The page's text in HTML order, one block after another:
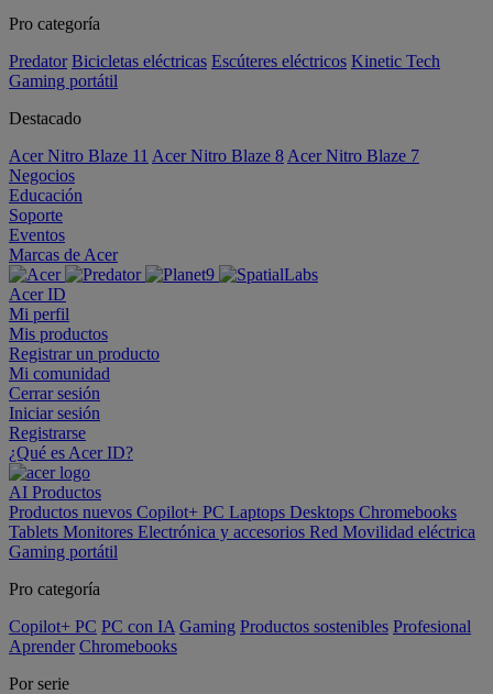
Pro categoría
Predator Bicicletas eléctricas Escúteres eléctricos Kinetic Tech
Gaming portátil
Destacado
Acer Nitro Blaze 11 Acer Nitro Blaze 8 Acer Nitro Blaze 7
Negocios
Educación
Soporte
Eventos
Marcas de Acer
Acer ID
Mi perfil
Mis productos
Registrar un producto
Mi comunidad
Cerrar sesión
Iniciar sesión
Registrarse
¿Qué es Acer ID?
AI Productos
Productos nuevos Copilot+ PC Laptops Desktops Chromebooks
Tablets Monitores Electrónica y accesorios Red Movilidad eléctrica
Gaming portátil
Pro categoría
Copilot+ PC PC con IA Gaming Productos sostenibles Profesional
Aprender Chromebooks
Por serie